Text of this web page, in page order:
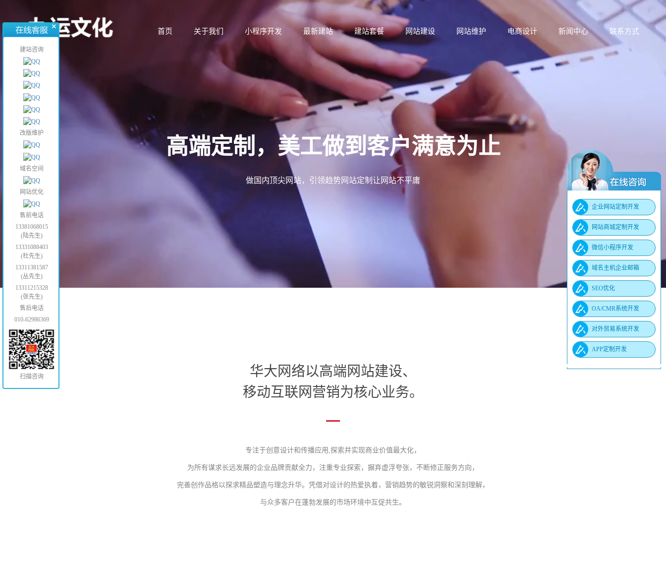
首页 关于我们 小程序开发 最新建站 建站套餐 网站建设 网站维护 电商设计 新闻中心 联系方式
小程序开发 最新建站 建站套餐 网站建设 网站维护 新闻中心 联系方式
高端定制， 美工做到客户满意为止
做国内顶尖网站，引领趋势网站定制让网站不平庸
华大网络以高端网站建设、
移动互联网营销为核心业务。
专注于创意设计和传播应用,探索并实现商业价值最大化，
为所有谋求长远发展的企业品牌贡献全力，注重专业探索，摒弃虚浮夸张，不断修正服务方向，
完善创作品格以探求精品塑造与理念升华。凭借对设计的热爱执着，营销趋势的敏锐洞察和深刻理解，
与众多客户在蓬勃发展的市场环境中互促共生。
建站咨询
改版维护
域名空间
网站优化
售前电话
13381068015
(陆先生)
13331088403
(杜先生)
13311381587
(丛先生)
13311215328
(张先生)
售后电话
010-62986369
扫描咨询
企业网站定制开发
网站商城定制开发
微信小程序开发
域名主机企业邮箱
SEO优化
OA/CMR系统开发
对外贸易系统开发
APP定制开发